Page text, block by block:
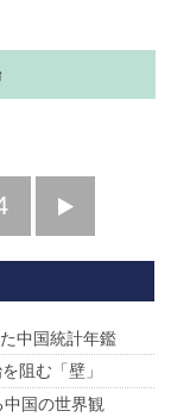
へ
中国統計年鑑
阻む「壁」
国の世界観